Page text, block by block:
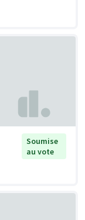
Soumise
au vote